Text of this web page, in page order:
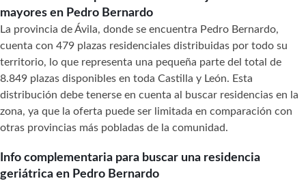
mayores en Pedro Bernardo
La provincia de Ávila, donde se encuentra Pedro Bernardo,
cuenta con 479 plazas residenciales distribuidas por todo su
territorio, lo que representa una pequeña parte del total de
8.849 plazas disponibles en toda Castilla y León. Esta
distribución debe tenerse en cuenta al buscar residencias en la
zona, ya que la oferta puede ser limitada en comparación con
otras provincias más pobladas de la comunidad.
Info complementaria para buscar una residencia
geriátrica en Pedro Bernardo